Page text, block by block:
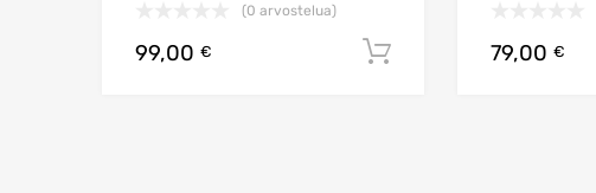
(0 arvostelua)
99,00 € Lisää ostoskoriin
79,00 €